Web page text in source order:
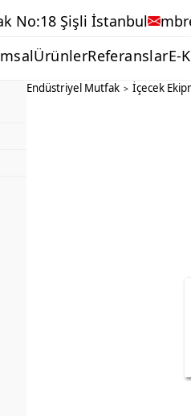
No:18 Şişli İstanbul
ÜrünlerReferanslarE-
Endüstriyel Mutfak > İçecek